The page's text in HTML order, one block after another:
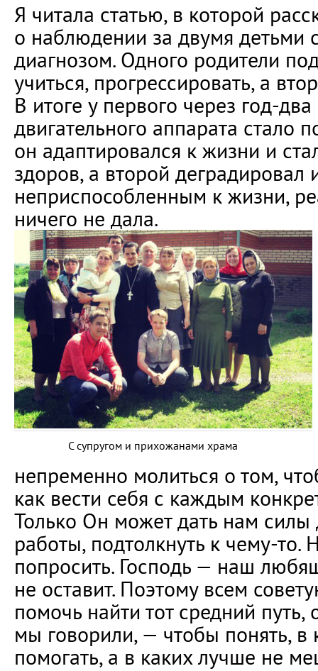
Я читала статью, в которой
о наблюдении за двумя детьми
диагнозом. Одного родители
учиться, прогрессировать, а
В итоге у первого через год-
двигательного аппарата стало
он адаптировался к жизни и
здоров, а второй деградировал
неприспособленным к жизни,
ничего не дала.
С супругом и прихожанами храма
непременно молиться о том,
как вести себя с каждым
Только Он может дать нам силы
работы, подтолкнуть к чему-то.
попросить. Господь — наш
не оставит. Поэтому всем
помочь найти тот средний путь,
мы говорили, — чтобы понять, в
помогать, а в каких лучше не